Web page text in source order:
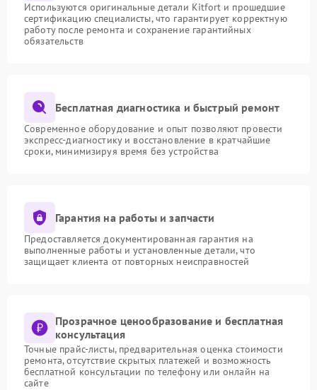
Используются оригинальные детали Kitfort и прошедшие
сертификацию специалисты, что гарантирует корректную
работу после ремонта и сохранение гарантийных
обязательств
Бесплатная диагностика и быстрый ремонт
Современное оборудование и опыт позволяют провести
экспресс-диагностику и восстановление в кратчайшие
сроки, минимизируя время без устройства
Гарантия на работы и запчасти
Предоставляется документированная гарантия на
выполненные работы и установленные детали, что
защищает клиента от повторных неисправностей
Прозрачное ценообразование и бесплатная
консультация
Точные прайс-листы, предварительная оценка стоимости
ремонта, отсутствие скрытых платежей и возможность
бесплатной консультации по телефону или онлайн на
сайте